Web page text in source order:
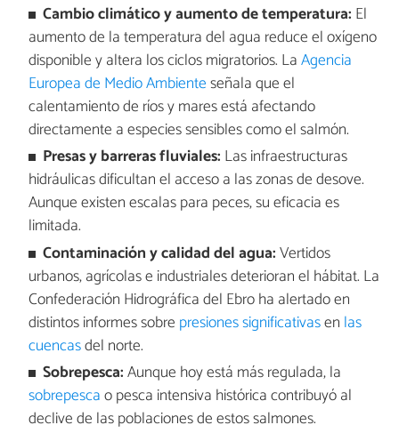
Cambio climático y aumento de temperatura: El
aumento de la temperatura del agua reduce el oxígeno
disponible y altera los ciclos migratorios. LaAgencia
Europea de Medio Ambienteseñala que el
calentamiento de ríos y mares está afectando
directamente a especies sensibles como el salmón.
Presas y barreras fluviales: Las infraestructuras
hidráulicas dificultan el acceso a las zonas de desove.
Aunque existen escalas para peces, su eficacia es
limitada.
Contaminación y calidad del agua:Vertidos
urbanos, agrícolas e industriales deterioran el hábitat. La
Confederación Hidrográfica del Ebro ha alertado en
distintos informes sobre presiones significativasen las
cuencasdel norte.
Sobrepesca:Aunque hoy está más regulada, la
sobrepescao pesca intensiva histórica contribuyó al
declive de las poblaciones de estos salmones.